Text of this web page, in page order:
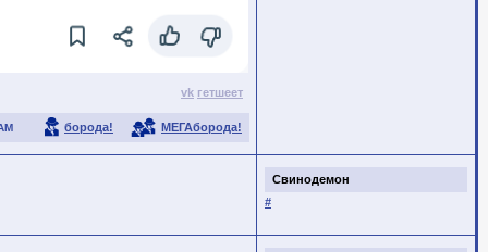
vk гетшеет
борода! МЕГАборода!
Свинодемон
#